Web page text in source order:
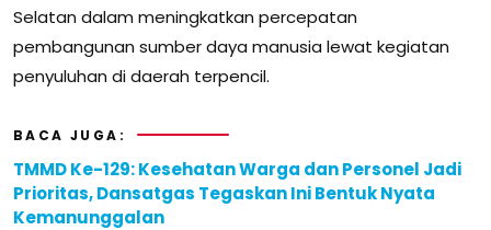
Selatan dalam meningkatkan percepatan
pembangunan sumber daya manusia lewat kegiatan
penyuluhan di daerah terpencil.
BACA JUGA:
TMMD Ke-129: Kesehatan Warga dan Personel Jadi
Prioritas, Dansatgas Tegaskan Ini Bentuk Nyata
Kemanunggalan